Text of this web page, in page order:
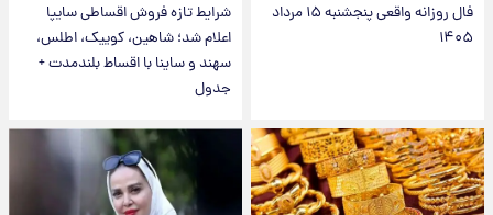
فال روزانه واقعی پنجشنبه ۱۵ مرداد
۱۴۰۵
شرایط تازه فروش اقساطی سایپا
اعلام شد؛ شاهین، کوییک، اطلس،
سهند و ساینا با اقساط بلندمدت +
جدول